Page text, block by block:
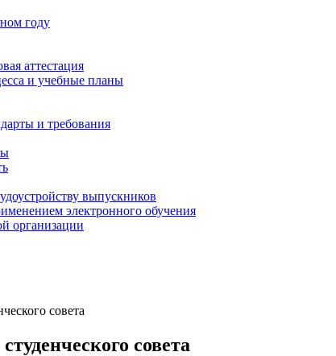
году
аттестация
и учебные планы
и требования
выпускников
электронного обучения
организации
совета
совета